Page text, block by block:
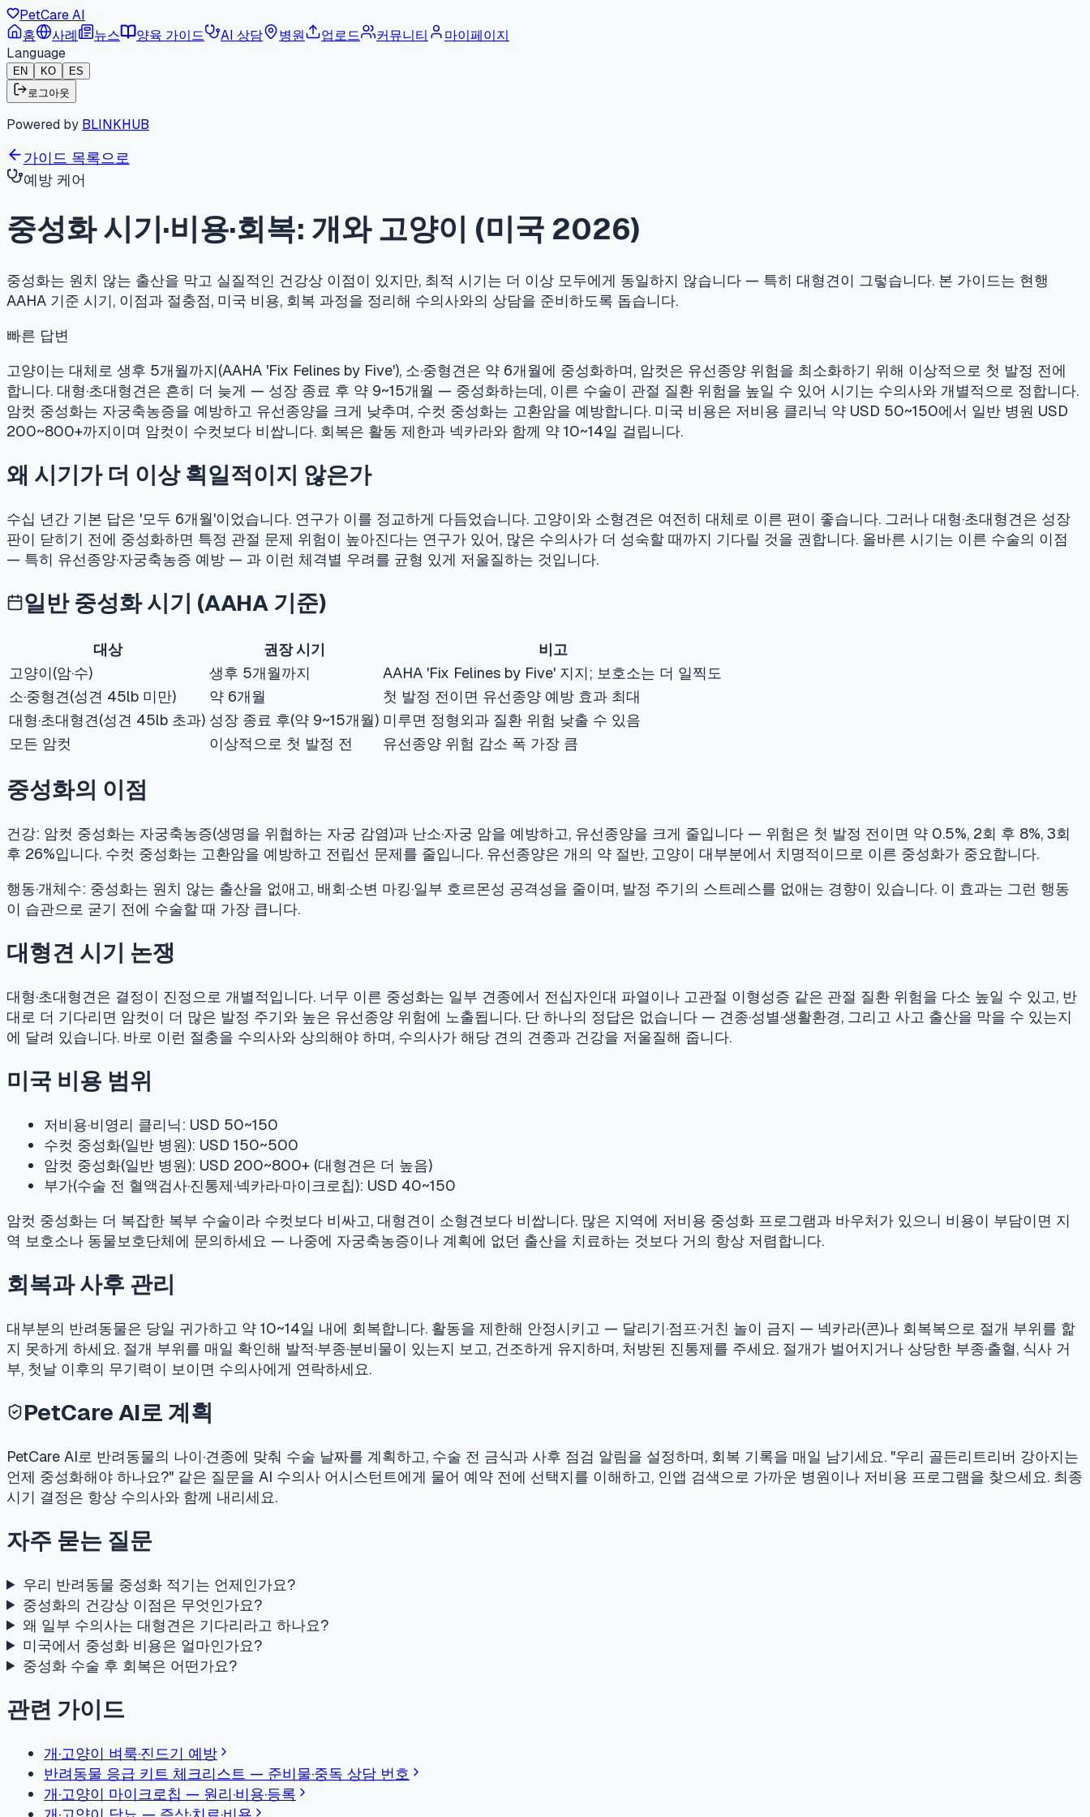
PetCare AI
홈
사례 뉴스 양육 가이드 AI 상담 병원 업로드 커뮤니티
마이페이지
Language
EN KO
ES
로그아웃
Powered by BLINKHUB
예방 케어
중성화 시기·비용·회복: 개와 고양이 (미국 2026)
중성화는 원치 않는 출산을 막고 실질적인 건강상 이점이 있지만, 최적 시기는 더 이상 모두에게 동일하지 않습니다 — 특히 대형견이 그렇습니다. 본 가이드는 현행
빠른 답변
합니다. 대형·초대형견은 흔히 더 늦게 — 성장 종료 후 약 9~15개월 — 중성화하는데, 이른 수술이 관절 질환 위험을 높일 수 있어 시기는 수의사와 개별적으로 정합니다.
200~800+까지이며 암컷이 수컷보다 비쌉니다. 회복은 활동 제한과 넥카라와 함께 약 10~14일 걸립니다.
왜 시기가 더 이상 획일적이지 않은가
판이 닫히기 전에 중성화하면 특정 관절 문제 위험이 높아진다는 연구가 있어, 많은 수의사가 더 성숙할 때까지 기다릴 것을 권합니다. 올바른 시기는 이른 수술의 이점
— 특히 유선종양·자궁축농증 예방 — 과 이런 체격별 우려를 균형 있게 저울질하는 것입니다.
일반 중성화 시기 (AAHA 기준)
대상 권장 시기
비고
소·중형견(성견 45lb 미만)
약 6개월
이상적으로 첫 발정 전
중성화의 이점
건강:암컷 중성화는 자궁축농증(생명을 위협하는 자궁 감염)과 난소·자궁 암을 예방하고, 유선종양을 크게 줄입니다 — 위험은 첫 발정 전이면 약 0.5%, 2회 후 8%, 3회
후 26%입니다. 수컷 중성화는 고환암을 예방하고 전립선 문제를 줄입니다. 유선종양은 개의 약 절반, 고양이 대부분에서 치명적이므로 이른 중성화가 중요합니다.
이 습관으로 굳기 전에 수술할 때 가장 큽니다.
대형견 시기 논쟁
대형·초대형견은 결정이 진정으로 개별적입니다. 너무 이른 중성화는 일부 견종에서 전십자인대 파열이나 고관절 이형성증 같은 관절 질환 위험을 다소 높일 수 있고, 반
대로 더 기다리면 암컷이 더 많은 발정 주기와 높은 유선종양 위험에 노출됩니다. 단 하나의 정답은 없습니다 — 견종·성별·생활환경, 그리고 사고 출산을 막을 수 있는지
에 달려 있습니다. 바로 이런 절충을 수의사와 상의해야 하며, 수의사가 해당 견의 견종과 건강을 저울질해 줍니다.
미국 비용 범위
수컷 중성화(일반 병원): USD 150~500
암컷 중성화(일반 병원): USD 200~800+ (대형견은 더 높음)
부가(수술 전 혈액검사·진통제·넥카라·마이크로칩): USD 40~150
역 보호소나 동물보호단체에 문의하세요 — 나중에 자궁축농증이나 계획에 없던 출산을 치료하는 것보다 거의 항상 저렴합니다.
회복과 사후 관리
대부분의 반려동물은 당일 귀가하고 약 10~14일 내에 회복합니다. 활동을 제한해 안정시키고 — 달리기·점프·거친 놀이 금지 — 넥카라(콘)나 회복복으로 절개 부위를 핥
지 못하게 하세요. 절개 부위를 매일 확인해 발적·부종·분비물이 있는지 보고, 건조하게 유지하며, 처방된 진통제를 주세요. 절개가 벌어지거나 상당한 부종·출혈, 식사 거
부, 첫날 이후의 무기력이 보이면 수의사에게 연락하세요.
PetCare AI로 계획
언제 중성화해야 하나요?" 같은 질문을 AI 수의사 어시스턴트에게 물어 예약 전에 선택지를 이해하고, 인앱 검색으로 가까운 병원이나 저비용 프로그램을 찾으세요. 최종
시기 결정은 항상 수의사와 함께 내리세요.
자주 묻는 질문
우리 반려동물 중성화 적기는 언제인가요?
왜 일부 수의사는 대형견은 기다리라고 하나요?
중성화 수술 후 회복은 어떤가요?
관련 가이드
반려동물 응급 키트 체크리스트 — 준비물·중독 상담 번호
개·고양이 당뇨 — 증상·치료·비용
의료 정보 안내
본 가이드는 일반적인 정보 제공을 목적으로 하며 수의사의 진료·진단·치료를 대체하지 않습니다. 반려동물의 건강 상태에 대해 의문이 있다면 반드시 면허가 있는 수의
최종 검토일 : 2026-07-07
PetCare AI
24시간 AI 수의사 상담